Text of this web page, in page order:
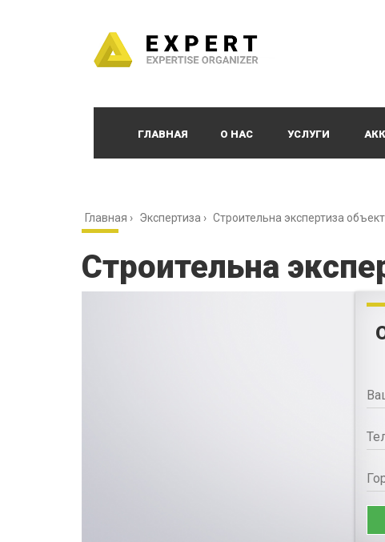
ГЛАВНАЯ О НАС УСЛУГИ
Главная › Экспертиза › Строительна экспертиза
Строительна